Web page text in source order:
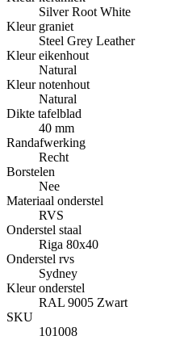
Silver Root White
Kleur graniet
Steel Grey Leather
Kleur eikenhout
Natural
Kleur notenhout
Natural
Dikte tafelblad
40 mm
Randafwerking
Recht
Borstelen
Nee
Materiaal onderstel
RVS
Onderstel staal
Riga 80x40
Onderstel rvs
Sydney
Kleur onderstel
RAL 9005 Zwart
SKU
101008